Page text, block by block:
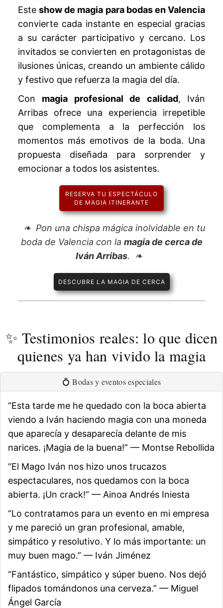
Esteshow de magia para bodas en Valencia
convierte cada instante en especial gracias
a su carácter participativo y cercano. Los
invitados se convierten en protagonistas de
ilusiones únicas, creando un ambiente cálido
y festivo que refuerza la magia del día.
Con magia profesional de calidad, Iván
Arribas ofrece una experiencia irrepetible
que complementa a la perfección los
momentos más emotivos de la boda. Una
propuesta diseñada para sorprender y
emocionar a todos los asistentes.
RESERVA TU ESPECTÁCULO
DE MAGIA ITINERANTE
Pon una chispa mágica inolvidable en tu
boda de Valencia con la magia de cerca de
Iván Arribas.
DESCUBRE LA MAGIA DE CERCA
✨ Testimonios reales: lo que dicen
quienes ya han vivido la magia
💍 Bodas y eventos especiales
“Esta tarde me he quedado con la boca abierta
viendo a Iván haciendo magia con una moneda
que aparecía y desaparecía delante de mis
narices. ¡Magia de la buena!” — Montse Rebollida
“El Mago Iván nos hizo unos trucazos
espectaculares, nos quedamos con la boca
abierta. ¡Un crack!” — Ainoa Andrés Iniesta
“Lo contratamos para un evento en mi empresa
y me pareció un gran profesional, amable,
simpático y resolutivo. Y lo más importante: un
muy buen mago.” — Iván Jiménez
“Fantástico, simpático y súper bueno. Nos dejó
flipados tomándonos una cerveza.” — Miguel
Ángel García